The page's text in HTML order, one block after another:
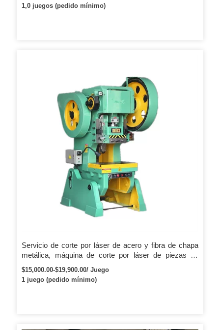
1,0 juegos (pedido mínimo)
Servicio de corte por láser de acero y fibra de chapa
metálica, máquina de corte por láser de piezas de
perforación con fuente de láser Raycus Max Ipg
$15,000.00-$19,900.00/ Juego
1 juego (pedido mínimo)